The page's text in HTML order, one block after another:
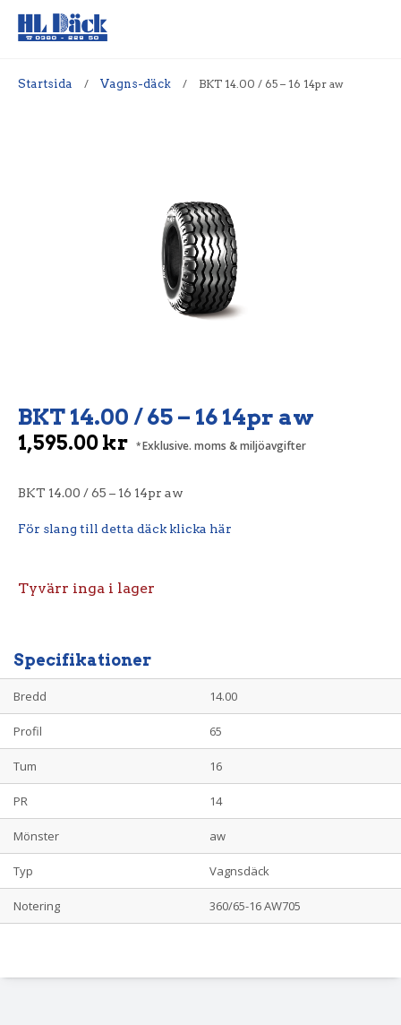
Startsida / Vagns-däck / BKT 14.00 / 65 – 16 14pr aw
BKT 14.00 / 65 – 16 14pr aw
1,595.00kr Exklusive. moms & miljöavgifter
BKT 14.00 / 65 – 16 14pr aw
För slang till detta däck klicka här
Tyvärr inga i lager
Specifikationer
Bredd 14.00
Profil 65
Tum 16
PR 14
Mönster aw
Typ Vagnsdäck
Notering 360/65-16 AW705